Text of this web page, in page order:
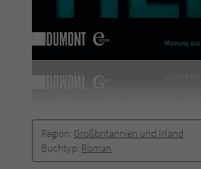
Region: Großbritannien und Irland
Buchtyp: Roman